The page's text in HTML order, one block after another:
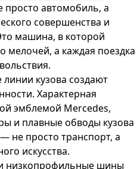
просто автомобиль, а
совершенства и
машина, в которой
мелочей, а каждая поездка
кузова создают
Характерная
эмблемой Mercedes,
и плавные обводы кузова
не просто транспорт, а
искусства.
низкопрофильные шины